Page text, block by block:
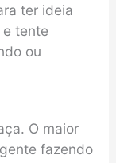
ter ideia
tente
ou
O maior
fazendo